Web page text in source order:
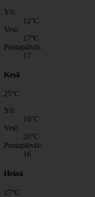
Yö:
12°C
Vesi:
17°C
Poutapäiviä:
17
Kesä
25°C
Yö:
16°C
Vesi:
20°C
Poutapäiviä:
16
Heinä
27°C